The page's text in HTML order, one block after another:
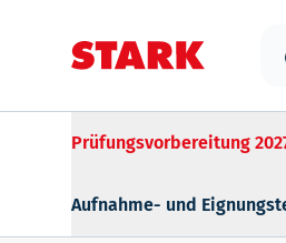
Prüfungsvorbereitung
Aufnahme- und